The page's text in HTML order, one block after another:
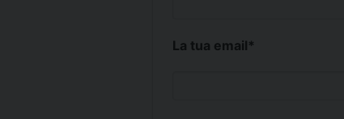
La tua email*